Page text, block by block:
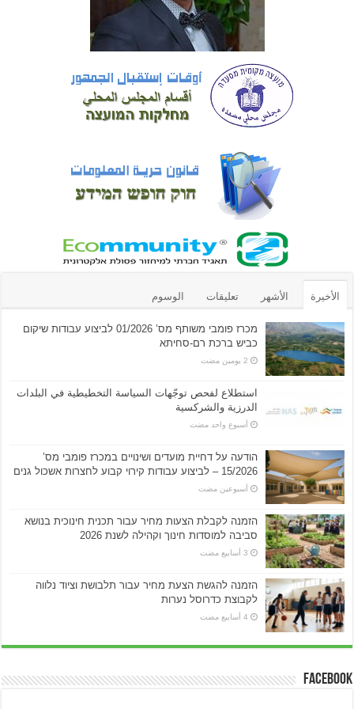
الأخيرة الأشهر تعليقات الوسوم
מכרז פומבי משותף מס’ 01/2026 לביצוע עבודות שיקום
כביש ברכת רם-סחיתא
استطلاع لفحص توجّهات السياسة التخطيطية في البلدات
الدرزية والشركسية
‏أسبوع واحد مضت
הודעה על דחיית מועדים ושינויים במכרז פומבי מס’
15/2026 – לביצוע עבודות קירוי קבוע לחצרות אשכול גנים
‏أسبوعين مضت
הזמנה לקבלת הצעות מחיר עבור תכנית חינוכית בנושא
סביבה למוסדות חינוך וקהילה לשנת 2026
הזמנה להגשת הצעת מחיר עבור תלבושת וציוד נלווה
לקבוצת כדרוסל נערות
Facebook